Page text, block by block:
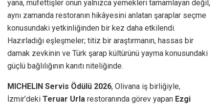
yana, müfettişler onun yalnızca yemekleri tamamlayan değil,
aynı zamanda restoranın hikâyesini anlatan şaraplar seçme
konusundaki yetkinliğinden bir kez daha etkilendi.
Hazırladığı eşleşmeler; titiz bir araştırmanın, hassas bir
damak zevkinin ve Türk şarap kültürünü yayma konusundaki
güçlü bağlılığının kanıtı niteliğinde.
MICHELIN Servis Ödülü 2026, Olivana iş birliğiyle,
İzmir’deki Teruar Urla restoranında görev yapan Ezgi